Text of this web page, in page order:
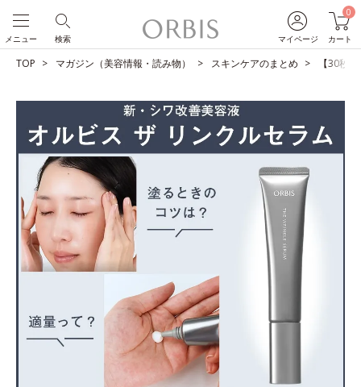
マイページ
0
カート
検索
メニュー
TOP マガジン（美容情報・読み物） スキンケアのまとめ 【30秒